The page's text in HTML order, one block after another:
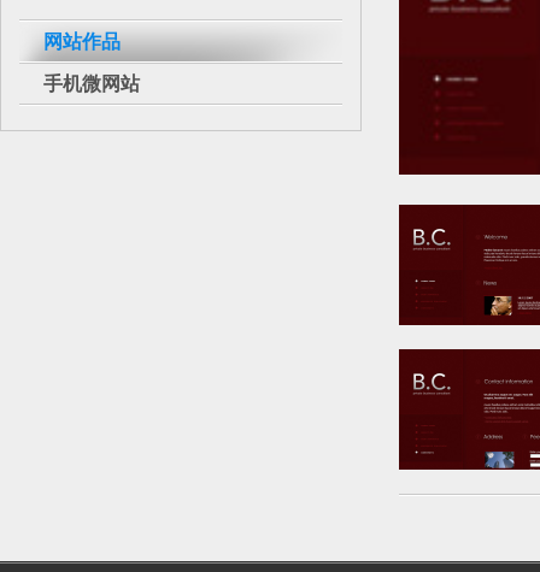
网站作品
手机微网站